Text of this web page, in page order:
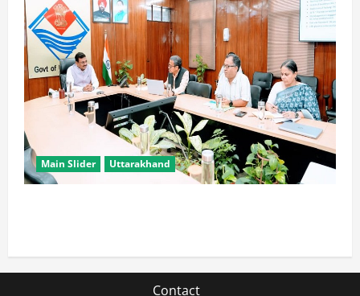
Main Slider Uttarakhand
Contact